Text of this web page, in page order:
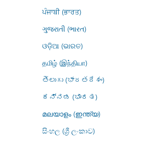
ਪੰਜਾਬੀ (ਭਾਰਤ)
ગુજરાતી (ભારત)
ଓଡ଼ିଆ (ଭାରତ)
தமிழ் (இந்தியா)
తెలుగు (భారతదేశం)
ಕನ್ನಡ (ಭಾರತ)
മലയാളം (ഇന്ത്യ)
සිංහල (ශ්‍රී ලංකාව)